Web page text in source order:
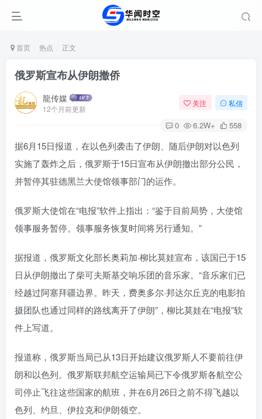
首页 热点 正文
俄罗斯宣布从伊朗撤侨
龍传媒
12个月前更新
关注 私信
0 6.2W+ 558
据6月15日报道，在以色列袭击了伊朗、随后伊朗对以色列
实施了轰炸之后，俄罗斯于15日宣布从伊朗撤出部分公民，
并暂停其驻德黑兰大使馆领事部门的运作。
俄罗斯大使馆在“电报”软件上指出：“鉴于目前局势，大使馆
领事服务暂停。领事服务恢复时间将另行通知。”
据报道，俄罗斯文化部长奥莉加·柳比莫娃宣布，该国已于15
日从伊朗撤出了柴可夫斯基交响乐团的音乐家。“音乐家们已
经越过阿塞拜疆边界。昨天，费奥多尔·邦达尔丘克的电影拍
摄团队也通过同样的路线离开了伊朗”，柳比莫娃在“电报”软
件上写道。
报道称，俄罗斯当局已从13日开始建议俄罗斯人不要前往伊
朗和以色列。俄罗斯联邦航空运输局已下令俄罗斯各航空公
司停止飞往这些国家的航班，并在6月26日之前不得飞越以
色列、约旦、伊拉克和伊朗领空。